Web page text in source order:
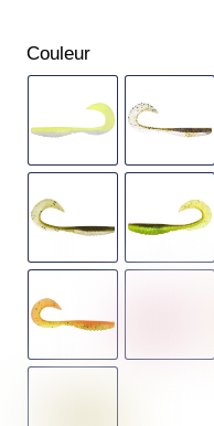
Couleur